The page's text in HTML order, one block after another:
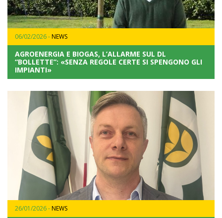
06/02/2026 -NEWS
AGROENERGIA E BIOGAS, L’ALLARME SUL DL
“BOLLETTE”: «SENZA REGOLE CERTE SI SPENGONO GLI
IMPIANTI»
26/01/2026 -NEWS